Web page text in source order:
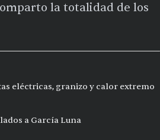
la totalidad de los
eléctricas, granizo y calor extremo
a García Luna